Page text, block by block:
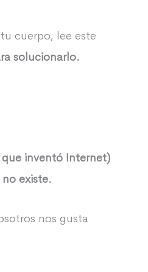
cuerpo, lee este
solucionarlo.
inventó Internet)
existe.
nos gusta